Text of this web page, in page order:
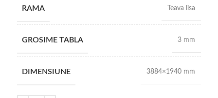
RAMA Teava lisa
GROSIME TABLA 3 mm
DIMENSIUNE 3884×1940 mm